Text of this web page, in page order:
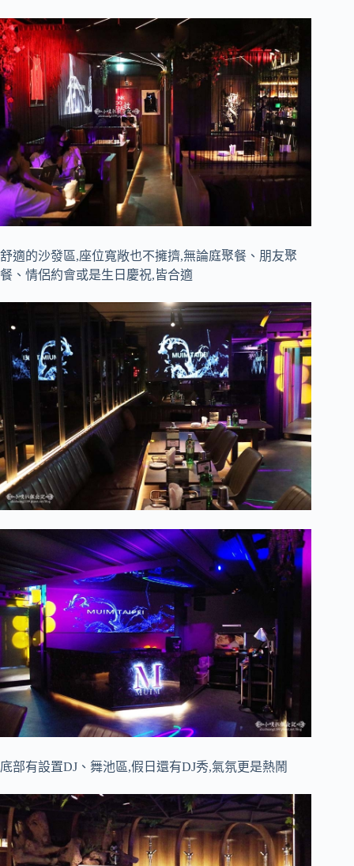
舒適的沙發區,座位寬敞也不擁擠,無論庭聚餐、朋友聚
餐、情侶約會或是生日慶祝,皆合適
底部有設置DJ、舞池區,假日還有DJ秀,氣氛更是熱鬧